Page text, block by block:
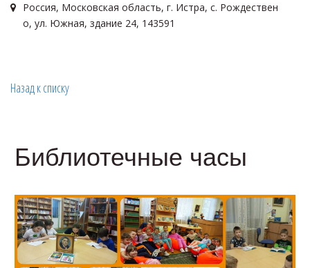
Россия, Московская область, г. Истра, с. Рождествен
о, ул. Южная, здание 24, 143591
Назад к списку
Библиотечные часы